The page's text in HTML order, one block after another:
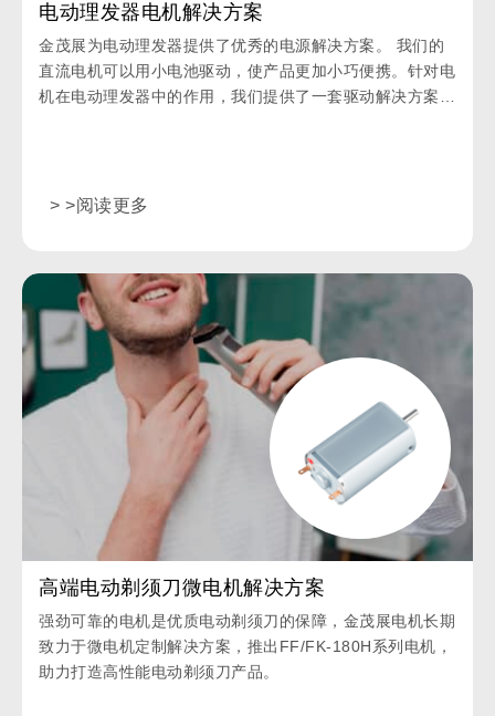
电动理发器电机解决方案
金茂展为电动理发器提供了优秀的电源解决方案。 我们的
直流电机可以用小电池驱动，使产品更加小巧便携。针对电
机在电动理发器中的作用，我们提供了一套驱动解决方案，
> >阅读更多
高端电动剃须刀微电机解决方案
强劲可靠的电机是优质电动剃须刀的保障，金茂展电机长期
致力于微电机定制解决方案，推出FF/FK-180H系列电机，
助力打造高性能电动剃须刀产品。